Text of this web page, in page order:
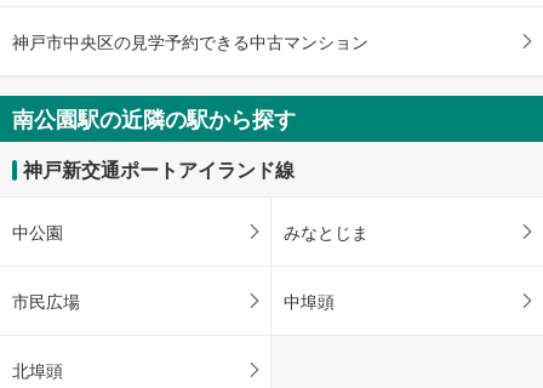
件
マ
イ
ペ
ー
に
す
神戸市中央区の見学予約できる中古マンション
南公園駅の近隣の駅から探す
神戸新交通ポートアイランド線
中公園 みなとじま
市民広場 中埠頭
北埠頭